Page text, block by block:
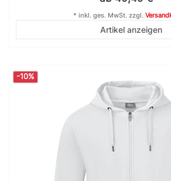
Artikel anzeigen
* inkl. ges. MwSt.zzgl.
-10%